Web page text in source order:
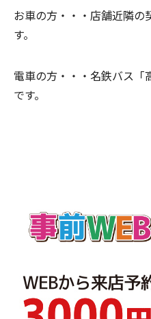
お車の方・・・店舗近隣の
す。
電車の方・・・名鉄バス
です。